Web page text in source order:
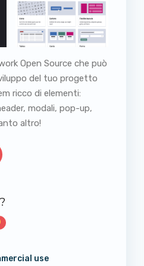
Open Source che può
del tuo progetto
ricco di elementi:
modali, pop-up,
altro!
use